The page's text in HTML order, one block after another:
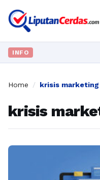
INFO
Home / krisis
krisis